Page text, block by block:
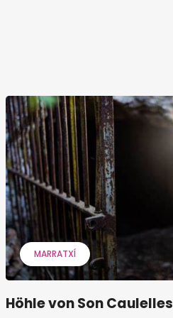
MARRATXÍ
Höhle von Son Caulelles